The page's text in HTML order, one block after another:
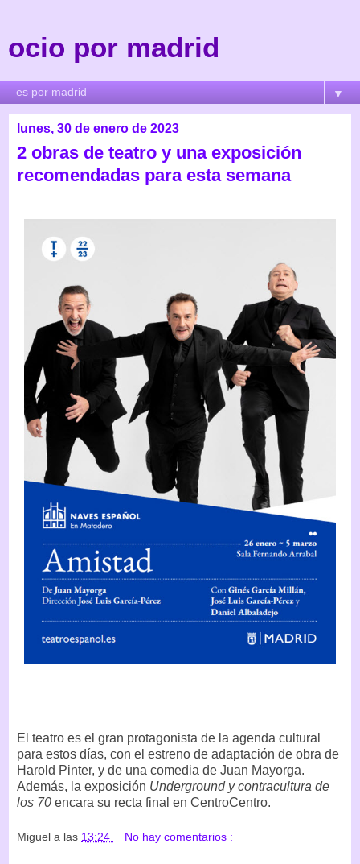
ocio por madrid
▼
lunes, 30 de enero de 2023
2 obras de teatro y una exposición
recomendadas para esta semana
El teatro es el gran protagonista de la agenda cultural
para estos días, con el estreno de adaptación de obra de
Harold Pinter, y de una comedia de Juan Mayorga.
Además, la exposición Underground y contracultura de
los 70 encara su recta final en CentroCentro.
Miguel a las 13:24 No hay comentarios :